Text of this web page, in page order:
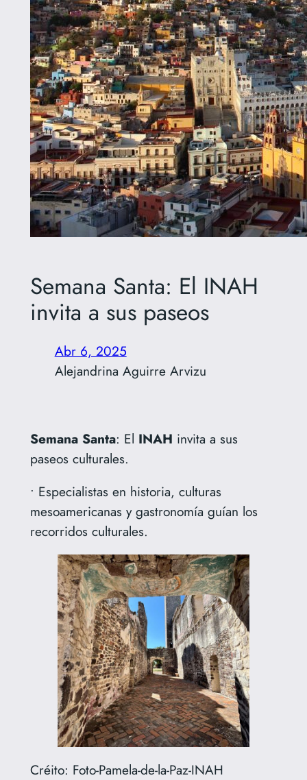
Semana Santa: El INAH
invita a sus paseos
Abr 6, 2025
Alejandrina Aguirre Arvizu
Semana Santa: El INAH invita a sus
paseos culturales.
• Especialistas en historia, culturas
mesoamericanas y gastronomía guían los
recorridos culturales.
Créito: Foto-Pamela-de-la-Paz-INAH